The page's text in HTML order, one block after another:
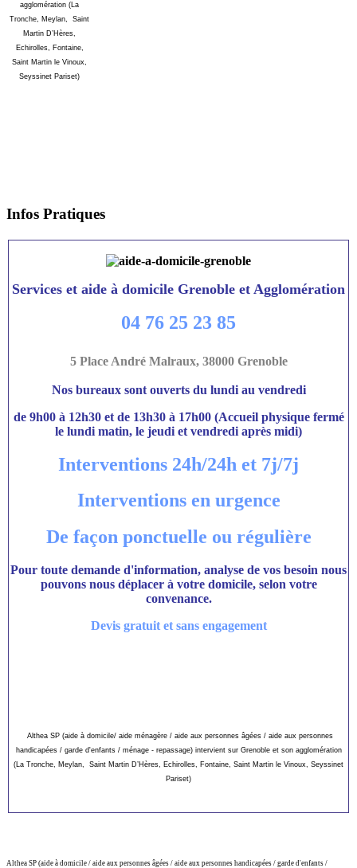
agglomération (La
Tronche, Meylan, Saint
Martin D’Hères,
Echirolles, Fontaine,
Saint Martin le Vinoux,
Seyssinet Pariset)
Infos Pratiques
Services et aide à domicile Grenoble et Agglomération
04 76 25 23 85
5 Place André Malraux, 38000 Grenoble
Nos bureaux sont ouverts du lundi au vendredi
de 9h00 à 12h30 et de 13h30 à 17h00 (Accueil physique fermé
le lundi matin, le jeudi et vendredi après midi)
Interventions 24h/24h et 7j/7j
Interventions en urgence
De façon ponctuelle ou régulière
Pour toute demande d'information, analyse de vos besoin nous
pouvons nous déplacer à votre domicile, selon votre
convenance.
Devis gratuit et sans engagement
Althea SP (aide à domicile/ aide ménagère / aide aux personnes âgées / aide aux personnes
handicapées / garde d'enfants / ménage - repassage) intervient sur Grenoble et son agglomération
(La Tronche, Meylan, Saint Martin D’Hères, Echirolles, Fontaine, Saint Martin le Vinoux, Seyssinet
Pariset)
Althea SP (aide à domicile / aide aux personnes âgées / aide aux personnes handicapées / garde d'enfants /